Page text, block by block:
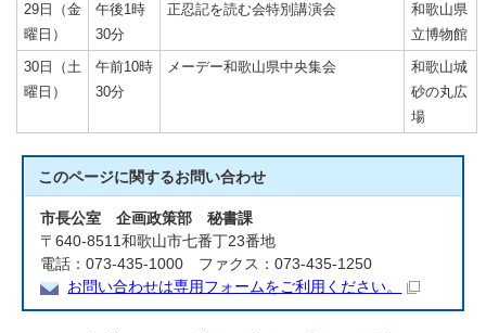
29日（金
曜日）
午後1時
30分
正忍記を読む会特別講演会
和歌山県
立博物館
30日（土
曜日）
午前10時
30分
メーデー和歌山県中央集会
和歌山城
砂の丸広
場
このページに関するお問い合わせ
市長公室 企画政策部 秘書課
〒640-8511和歌山市七番丁23番地
電話：073-435-1000 ファクス：073-435-1250
お問い合わせは専用フォームをご利用ください。